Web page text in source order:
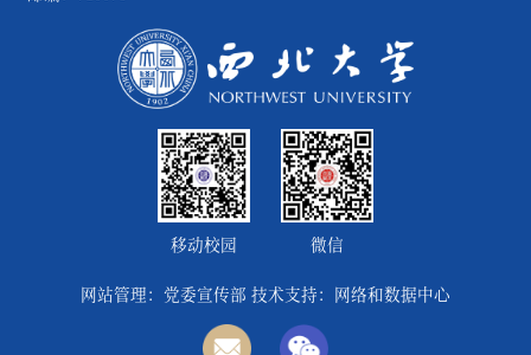
移动校园 微信
网站管理：党委宣传部 技术支持：网络和数据中心